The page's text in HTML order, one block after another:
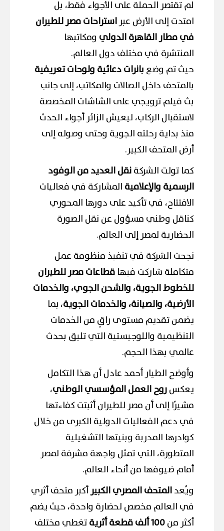
لم تقتصر الحملة على الأجواء فقط، بل
امتدت إلى الأرض عبراستراحات مصر للطيران
في مطار القاهرة الدولي ومكاتبها
المنتشرة في مختلف دول العالم.
حيث تم وضع بانرات دعائية ولوحات تعريفية
بالمتحف داخل الصالات والمكاتب، إلى جانب
بث فيلم ترويجي على الشاشات المخصصة
لاستقبال الركاب، ليعيش الزائر أجواء الحدث
منذ بداية رحلته الجوية وحتى وصوله إلى
أرض المتحف الكبير.
كما تولت الشركةنقل العديد من الوفود
الرسمية والإعلامية المشاركة في فعاليات
الافتتاح، في تأكيد على دورها المحوري
كناقل وطني مسؤول عن نقل الصورة
الحضارية لمصر إلى العالم.
نجحت الشركة في تنفيذ منظومة عمل
متكاملة شاركت فيها قطاعات مصر للطيران
للخطوط الجوية، والشحن الجوي، والخدمات
الأرضية، والصيانة، والخدمات الجوية، بما
يضمن تقديم مستوى راقٍ من الخدمات
التنظيمية واللوجيستية التي تليق بحدث
عالمي بهذا الحجم.
وأوضح الطيار أحمد عادل أن هذا التكامل
يعكسروح العمل المؤسسي الوطني،
مشيرًا إلى أن مصر للطيران أثبتت كفاءتها
في دعم الفعاليات الدولية الكبرى من خلال
كوادرها المدربة وبنيتها التشغيلية
المتطورة، التي تمثل واجهة مشرفة لمصر
أمام ضيوفها من أنحاء العالم.
ويُعدالمتحف المصري الكبيرأكبر متحف أثري
في العالم مخصص لحضارة واحدة، حيث يضم
أكثر من100 ألف قطعة أثرية
تغطي مختلف